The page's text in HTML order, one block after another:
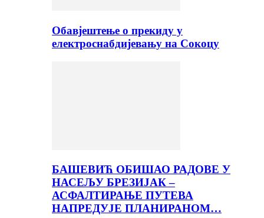
Обавјештење о прекиду у
електроснабдијевању на Сокоцу
БАШЕВИЋ ОБИШАО РАДОВЕ У
НАСЕЉУ БРЕЗИЈАК –
АСФАЛТИРАЊЕ ПУТЕВА
НАПРЕДУЈЕ ПЛАНИРАНОМ…